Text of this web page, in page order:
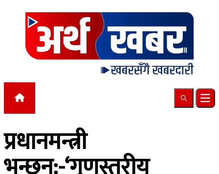
Skip to content
Search
प्रधानमन्त्री